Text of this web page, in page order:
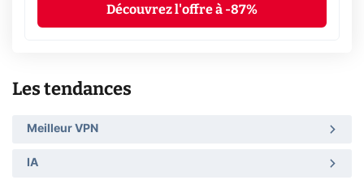
Découvrez l'offre à -87%
Les tendances
Meilleur VPN
IA